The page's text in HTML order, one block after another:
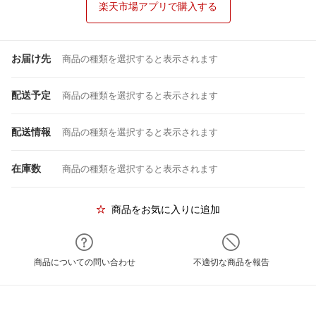
楽天市場アプリで購入する
お届け先 商品の種類を選択すると表示されます
配送予定 商品の種類を選択すると表示されます
配送情報 商品の種類を選択すると表示されます
在庫数 商品の種類を選択すると表示されます
商品をお気に入りに追加
商品についての問い合わせ 不適切な商品を報告